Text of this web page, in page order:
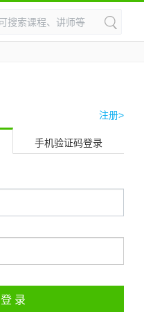
注册>
手机验证码登录
登 录